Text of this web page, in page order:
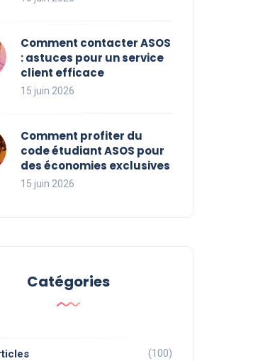
Comment contacter ASOS
: astuces pour un service
client efficace
15 juin 2026
Comment profiter du
code étudiant ASOS pour
des économies exclusives
15 juin 2026
Catégories
(100)